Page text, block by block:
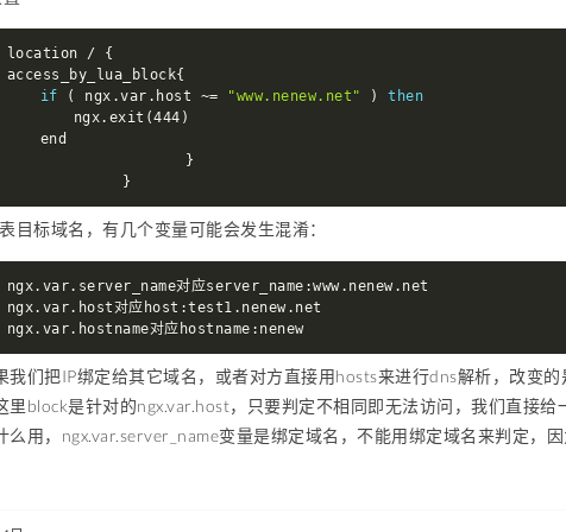
location / {
access_by_lua_block{
if
( ngx.var.host ~= "www.nenew.net" )
then
		ngx.exit
(444 )
}
}
目标域名，有几个变量可能会发生混淆：
ngx.var.server_name对应server_name:www.nenew.net
ngx.var.host对应host:test1.nenew.net
ngx.var.hostname对应hostname:nenew
我们把IP绑定给其它域名，或者对方直接用hosts来进行dns解析，改变
里block是针对的ngx.var.host，只要判定不相同即无法访问，我们直接
么用，ngx.var.server_name变量是绑定域名，不能用绑定域名来判定，